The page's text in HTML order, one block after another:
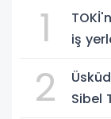
1
iş
2
Sibel